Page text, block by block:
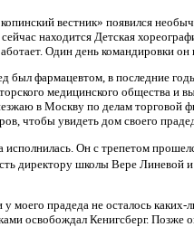
вестник» появился
находится Детская
Один день командировки
был фармацевтом, в последние
медицинского общества и
в Москву по делам торговой
чтобы увидеть дом своего
Он с трепетом
директору школы Вере Линевой
моего прадеда не осталось
освобождал Кенигсберг.